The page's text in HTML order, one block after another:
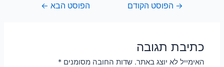
הפוסט הקודם הפוסט הבא←
כתיבת תגובה
האימייל לא יוצג באתר. שדות החובה מסומנים*